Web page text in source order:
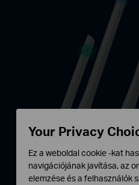
Your Privacy
Ez a weboldal cookie -kat
navigációjának javítása, az
elemzése és a felhasználók